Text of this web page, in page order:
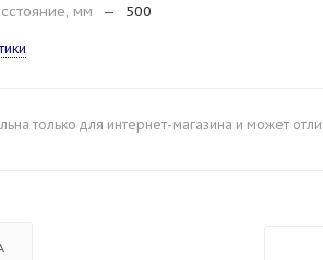
мм
— 500
только для интернет-магазина и может